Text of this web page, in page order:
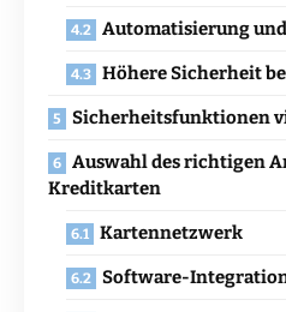
Automatisierung
Höhere Sicherheit
Sicherheitsfunktionen
Auswahl des richtigen
Kreditkarten
Kartennetzwerk
Software-